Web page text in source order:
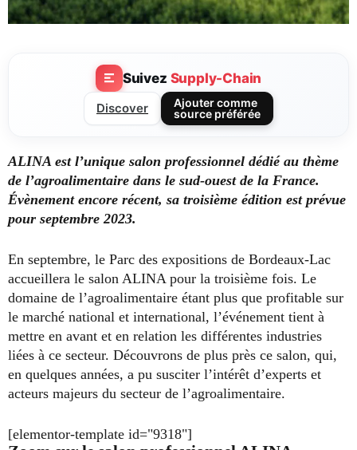
Suivez Supply-Chain
Discover
Ajouter comme
source préférée
ALINA est l’unique salon professionnel dédié au thème
de l’agroalimentaire dans le sud-ouest de la France.
Évènement encore récent, sa troisième édition est prévue
pour septembre 2023.
En septembre, le Parc des expositions de Bordeaux-Lac
accueillera le salon ALINA pour la troisième fois. Le
domaine de l’agroalimentaire étant plus que profitable sur
le marché national et international, l’événement tient à
mettre en avant et en relation les différentes industries
liées à ce secteur. Découvrons de plus près ce salon, qui,
en quelques années, a pu susciter l’intérêt d’experts et
acteurs majeurs du secteur de l’agroalimentaire.
[elementor-template id="9318"]